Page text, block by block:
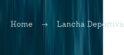
Home Lancha Deportiva